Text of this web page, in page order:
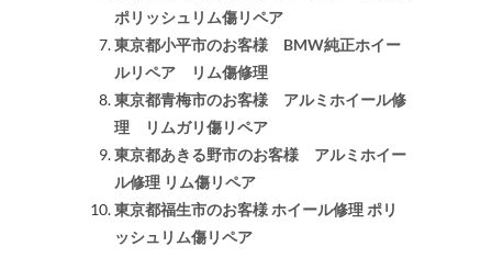
ポリッシュリム傷リペア
東京都小平市のお客様 BMW純正ホイー
ルリペア リム傷修理
東京都青梅市のお客様 アルミホイール修
理 リムガリ傷リペア
東京都あきる野市のお客様 アルミホイー
ル修理 リム傷リペア
東京都福生市のお客様 ホイール修理 ポリ
ッシュリム傷リペア